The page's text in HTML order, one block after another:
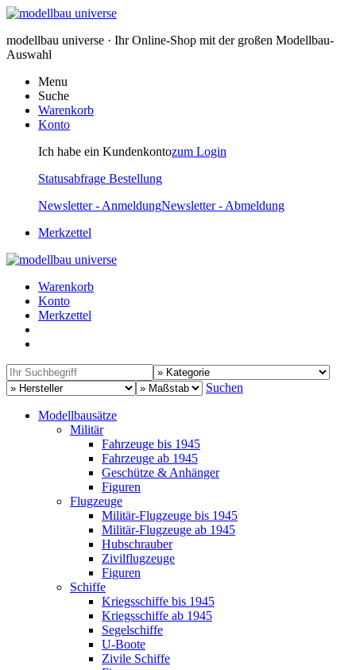
modellbau universe · Ihr Online-Shop mit der großen Modellbau-
Auswahl
Menu
Suche
Warenkorb
Konto
Ich habe ein Kundenkontozum Login
Statusabfrage Bestellung
Newsletter - AnmeldungNewsletter - Abmeldung
Merkzettel
Warenkorb
Konto
Merkzettel
Suchen
Modellbausätze
Militär
Fahrzeuge bis 1945
Fahrzeuge ab 1945
Geschütze & Anhänger
Figuren
Flugzeuge
Militär-Flugzeuge bis 1945
Militär-Flugzeuge ab 1945
Hubschrauber
Zivilflugzeuge
Figuren
Schiffe
Kriegsschiffe bis 1945
Kriegsschiffe ab 1945
Segelschiffe
U-Boote
Zivile Schiffe